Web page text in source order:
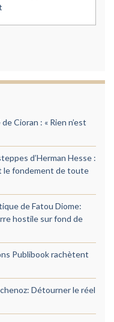
Cioran : « Rien n’est
d’Herman Hesse :
le fondement de toute
de Fatou Diome:
hostile sur fond de
Publibook rachètent
Détourner le réel